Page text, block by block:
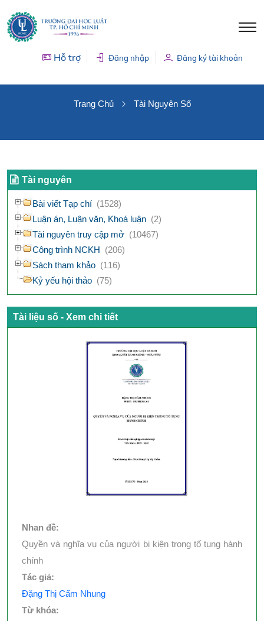
Hỗ trợ Đăng nhập Đăng ký tài khoản
Trang Chủ Tài Nguyên Số
Tài nguyên
Bài viết Tạp chí (1528)
Luận án, Luận văn, Khoá luận (2)
Tài nguyên truy cập mở (10467)
Công trình NCKH (206)
Sách tham khảo (116)
Kỷ yếu hội thảo (75)
Tài liệu số - Xem chi tiết
Nhan đề:
Quyền và nghĩa vụ của người bị kiện trong tố tụng hành
chính
Tác giả:
Đặng Thị Cẩm Nhung
Từ khóa: